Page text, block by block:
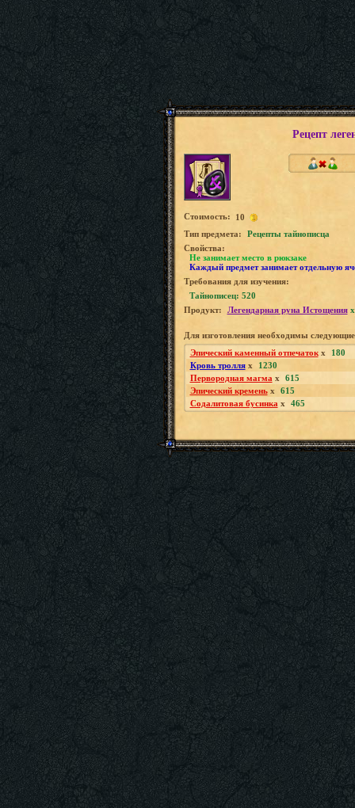
Рецепт
Стоимость:
10
Tип предмета:
Рецепты тайнописца
Свойства:
Не занимает место в рюкзаке
Каждый предмет занимает отдельную
Требования для изучения:
Тайнописец: 520
Продукт:
Легендарная руна Истощенияx
Для изготовления необходимы
Эпический каменный отпечатокx
180
Кровь тролляx
1230
Первородная магма x
615
Эпический кременьx
615
Содалитовая бусинка x 465